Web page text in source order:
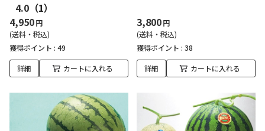
4.0 （1）
4,950円
(送料・税込)
獲得ポイント : 49
詳細 カートに入れる
3,800円
(送料・税込)
獲得ポイント : 38
詳細 カートに入れる